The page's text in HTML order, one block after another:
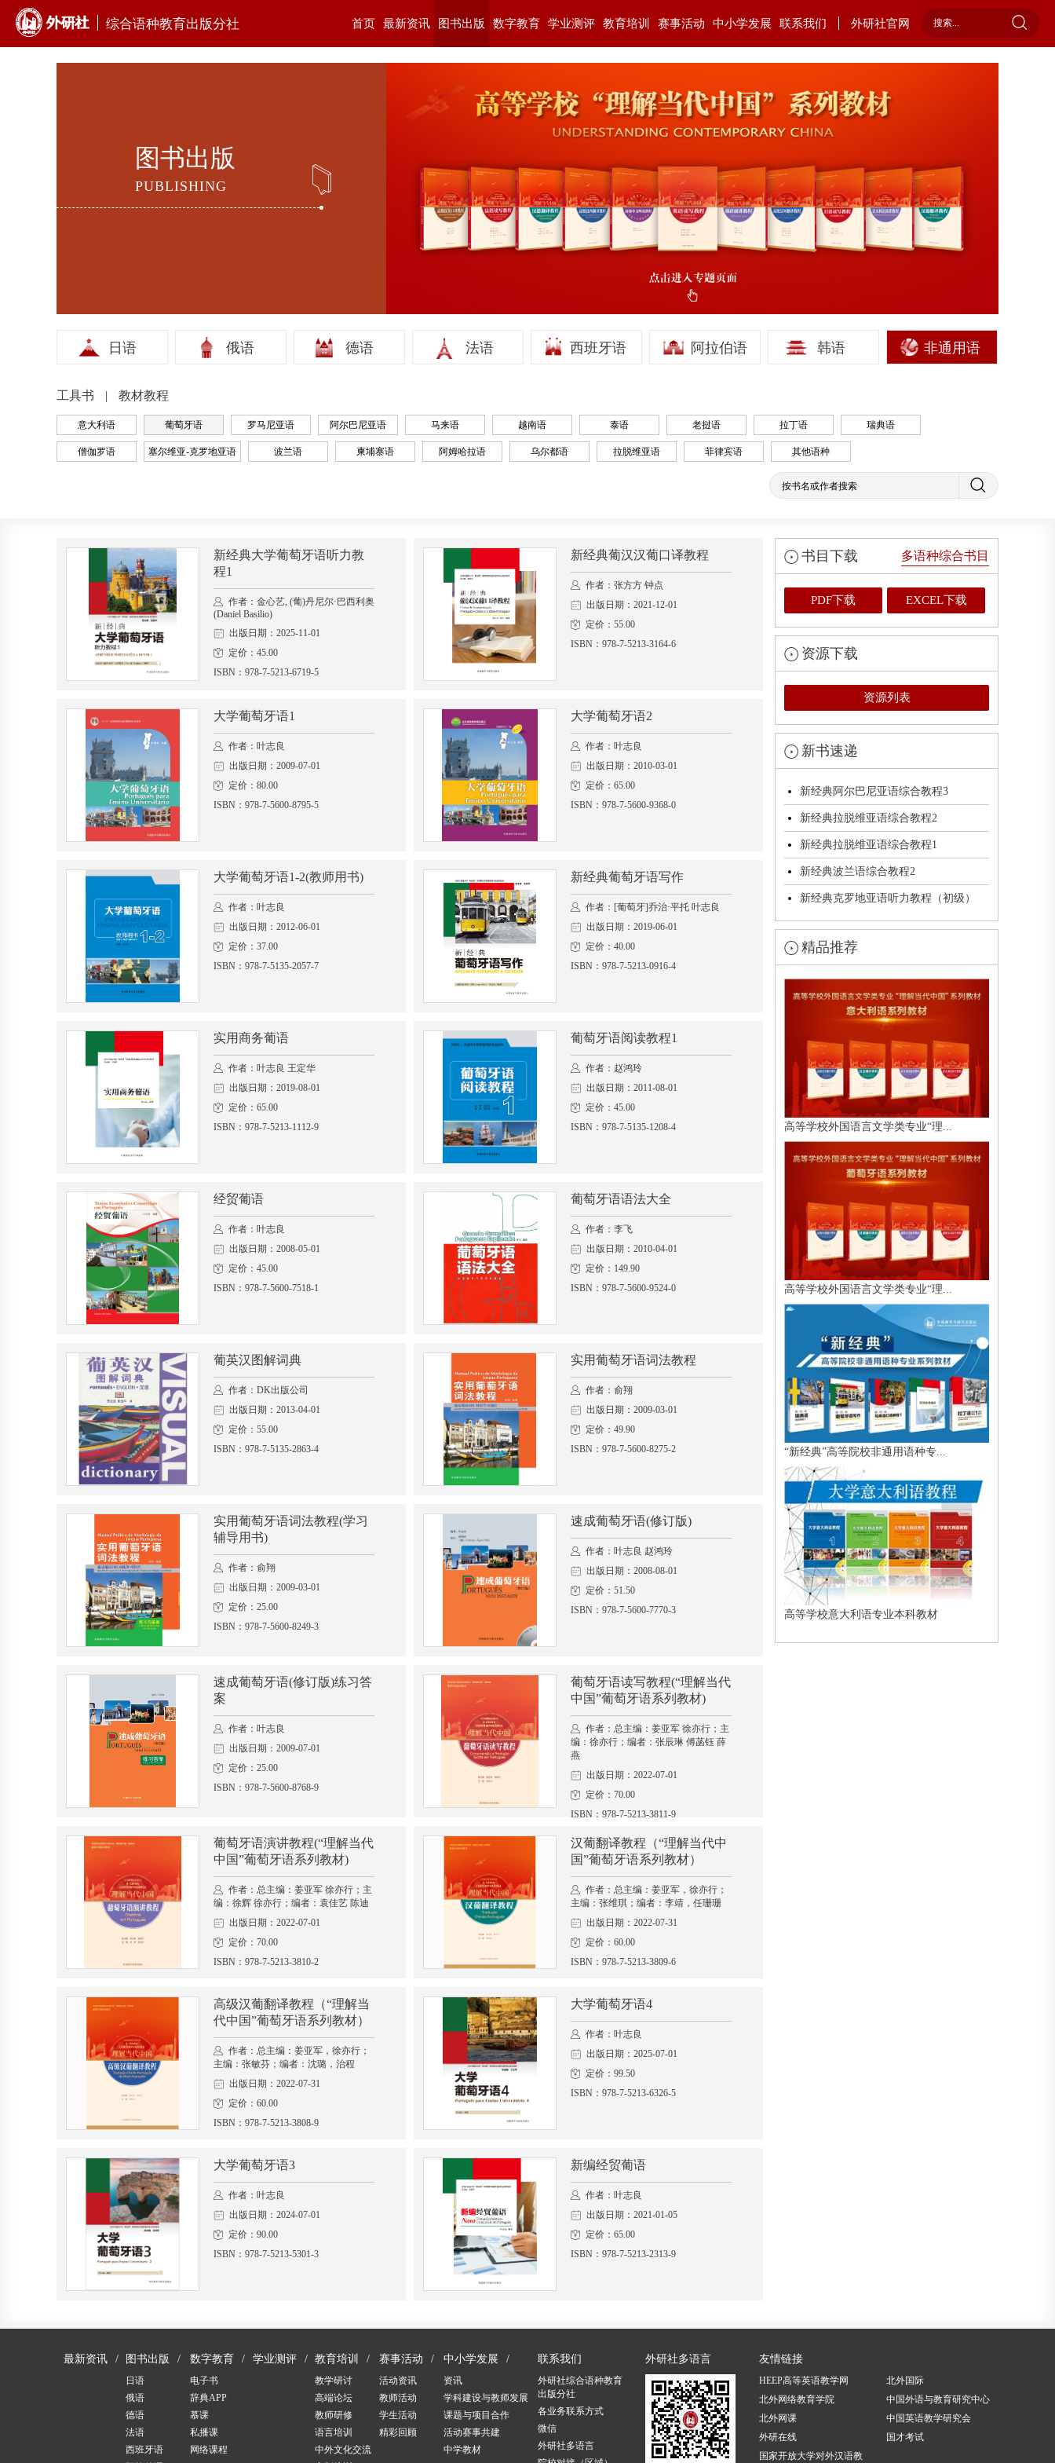
综合语种教育出版分社 首页 最新资讯 图书出版 数字教育 学业测评 教育培训 赛事活动 中小学发展 联系我们 外研社官网
图书出版
PUBLISHING
日语 俄语 德语 法语 西班牙语 阿拉伯语 韩语 非通用语
工具书 教材教程
意大利语 葡萄牙语 罗马尼亚语 阿尔巴尼亚语 马来语 越南语 泰语 老挝语 拉丁语 瑞典语
僧伽罗语 塞尔维亚-克罗地亚语 波兰语 柬埔寨语 阿姆哈拉语 乌尔都语 拉脱维亚语 菲律宾语 其他语种
新经典大学葡萄牙语听力教
程1
作者：金心艺, (葡)丹尼尔·巴西利奥
(Daniel Basilio)
出版日期：2025-11-01
定价：45.00
ISBN：978-7-5213-6719-5
新经典葡汉汉葡口译教程
作者：张方方 钟点
出版日期：2021-12-01
定价：55.00
ISBN：978-7-5213-3164-6
大学葡萄牙语1
作者：叶志良
出版日期：2009-07-01
定价：80.00
ISBN：978-7-5600-8795-5
大学葡萄牙语2
作者：叶志良
出版日期：2010-03-01
定价：65.00
ISBN：978-7-5600-9368-0
大学葡萄牙语1-2(教师用书)
作者：叶志良
出版日期：2012-06-01
定价：37.00
ISBN：978-7-5135-2057-7
新经典葡萄牙语写作
作者：[葡萄牙]乔治·平托 叶志良
出版日期：2019-06-01
定价：40.00
ISBN：978-7-5213-0916-4
实用商务葡语
作者：叶志良 王定华
出版日期：2019-08-01
定价：65.00
ISBN：978-7-5213-1112-9
葡萄牙语阅读教程1
作者：赵鸿玲
出版日期：2011-08-01
定价：45.00
ISBN：978-7-5135-1208-4
经贸葡语
作者：叶志良
出版日期：2008-05-01
定价：45.00
ISBN：978-7-5600-7518-1
葡萄牙语语法大全
作者：李飞
出版日期：2010-04-01
定价：149.90
ISBN：978-7-5600-9524-0
葡英汉图解词典
作者：DK出版公司
出版日期：2013-04-01
定价：55.00
ISBN：978-7-5135-2863-4
实用葡萄牙语词法教程
作者：俞翔
出版日期：2009-03-01
定价：49.90
ISBN：978-7-5600-8275-2
实用葡萄牙语词法教程(学习
辅导用书)
作者：俞翔
出版日期：2009-03-01
定价：25.00
ISBN：978-7-5600-8249-3
速成葡萄牙语(修订版)
作者：叶志良 赵鸿玲
出版日期：2008-08-01
定价：51.50
ISBN：978-7-5600-7770-3
速成葡萄牙语(修订版)练习答
案
作者：叶志良
出版日期：2009-07-01
定价：25.00
ISBN：978-7-5600-8768-9
葡萄牙语读写教程(“理解当代
中国”葡萄牙语系列教材)
作者：总主编：姜亚军 徐亦行；主
编：徐亦行；编者：张辰琳 傅菡钰 薛
燕
出版日期：2022-07-01
定价：70.00
ISBN：978-7-5213-3811-9
葡萄牙语演讲教程(“理解当代
中国”葡萄牙语系列教材)
作者：总主编：姜亚军 徐亦行；主
编：徐辉 徐亦行；编者：袁佳艺 陈迪
出版日期：2022-07-01
定价：70.00
ISBN：978-7-5213-3810-2
汉葡翻译教程（“理解当代中
国”葡萄牙语系列教材）
作者：总主编：姜亚军，徐亦行；
主编：张维琪；编者：李靖，任珊珊
出版日期：2022-07-31
定价：60.00
ISBN：978-7-5213-3809-6
高级汉葡翻译教程（“理解当
代中国”葡萄牙语系列教材）
作者：总主编：姜亚军，徐亦行；
主编：张敏芬；编者：沈璐，治程
出版日期：2022-07-31
定价：60.00
ISBN：978-7-5213-3808-9
大学葡萄牙语4
作者：叶志良
出版日期：2025-07-01
定价：99.50
ISBN：978-7-5213-6326-5
大学葡萄牙语3
作者：叶志良
出版日期：2024-07-01
定价：90.00
ISBN：978-7-5213-5301-3
新编经贸葡语
作者：叶志良
出版日期：2021-01-05
定价：65.00
ISBN：978-7-5213-2313-9
书目下载 多语种综合书目
PDF下载 EXCEL下载
资源下载
资源列表
新书速递
新经典阿尔巴尼亚语综合教程3
新经典拉脱维亚语综合教程2
新经典拉脱维亚语综合教程1
新经典波兰语综合教程2
新经典克罗地亚语听力教程（初级）
精品推荐
高等学校外国语言文学类专业“理...
高等学校外国语言文学类专业“理...
“新经典”高等院校非通用语种专...
高等学校意大利语专业本科教材
最新资讯 图书出版
日语
俄语
德语
法语
西班牙语
数字教育
电子书
辞典APP
慕课
私播课
网络课程
学业测评 教育培训
教学研讨
高端论坛
教师研修
语言培训
中外文化交流
赛事活动
活动资讯
教师活动
学生活动
精彩回顾
中小学发展
资讯
学科建设与教师发展
课题与项目合作
活动赛事共建
中学教材
联系我们
外研社综合语种教育
出版分社
各业务联系方式
微信
外研社多语言
外研社多语言 友情链接
HEEP高等英语教学网
北外国际
北外网络教育学院
中国外语与教育研究中心
北外网课
中国英语教学研究会
外研在线
国才考试
国家开放大学对外汉语教